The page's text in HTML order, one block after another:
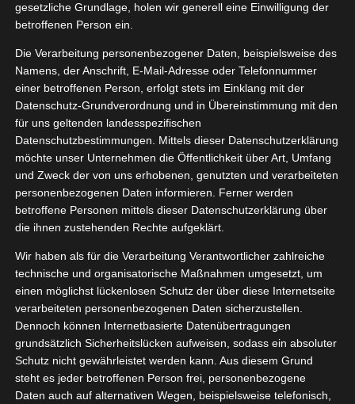
12, 2022
LITTLE
Lifestyle
HEY LITTLE GREEN Weihnachstkarten
Dezember 4, 2022 | Deko,Lifestyle, Produktvorstellungen,
Sonstiges
gesetzliche Grundlage, holen wir generell eine Einwilligung der
betroffenen Person ein.
Die Verarbeitung personenbezogener Daten, beispielsweise des
Namens, der Anschrift, E-Mail-Adresse oder Telefonnummer
einer betroffenen Person, erfolgt stets im Einklang mit der
Datenschutz-Grundverordnung und in Übereinstimmung mit den
für uns geltenden landesspezifischen
Datenschutzbestimmungen. Mittels dieser Datenschutzerklärung
möchte unser Unternehmen die Öffentlichkeit über Art, Umfang
und Zweck der von uns erhobenen, genutzten und verarbeiteten
personenbezogenen Daten informieren. Ferner werden
betroffene Personen mittels dieser Datenschutzerklärung über
die ihnen zustehenden Rechte aufgeklärt.
Wir haben als für die Verarbeitung Verantwortlicher zahlreiche
technische und organisatorische Maßnahmen umgesetzt, um
einen möglichst lückenlosen Schutz der über diese Internetseite
verarbeiteten personenbezogenen Daten sicherzustellen.
Dennoch können Internetbasierte Datenübertragungen
grundsätzlich Sicherheitslücken aufweisen, sodass ein absoluter
Schutz nicht gewährleistet werden kann. Aus diesem Grund
steht es jeder betroffenen Person frei, personenbezogene
Daten auch auf alternativen Wegen, beispielsweise telefonisch,